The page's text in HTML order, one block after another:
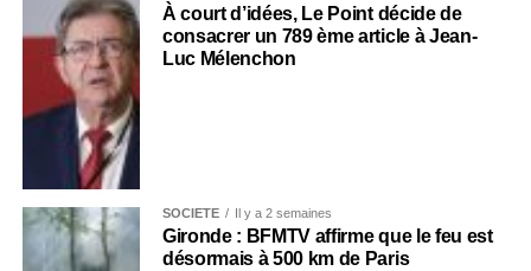
À court d’idées, Le Point décide de
consacrer un 789 ème article à Jean-
Luc Mélenchon
SOCIÉTÉ Il y a 2 semaines
Gironde : BFMTV affirme que le feu est
désormais à 500 km de Paris